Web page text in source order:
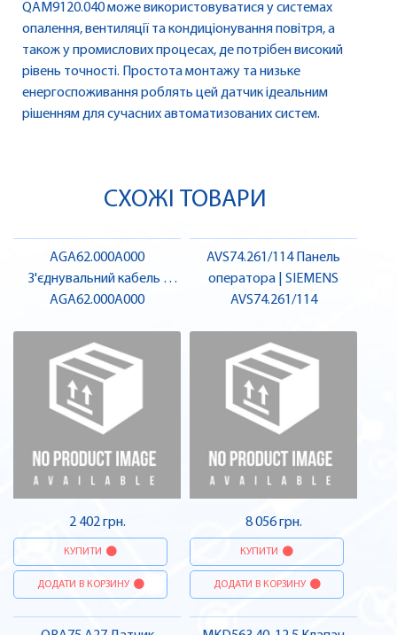
QAM9120.040 може використовуватися у системах
опалення, вентиляції та кондиціонування повітря, а
також у промислових процесах, де потрібен високий
рівень точності. Простота монтажу та низьке
енергоспоживання роблять цей датчик ідеальним
рішенням для сучасних автоматизованих систем.
СХОЖІ ТОВАРИ
AGA62.000A000
З'єднувальний кабель |
SIEMENS
AGA62.000A000
2 402 грн.
КУПИТИ
ДОДАТИ В КОРЗИНУ
AVS74.261/114 Панель
оператора | SIEMENS
AVS74.261/114
8 056 грн.
КУПИТИ
ДОДАТИ В КОРЗИНУ